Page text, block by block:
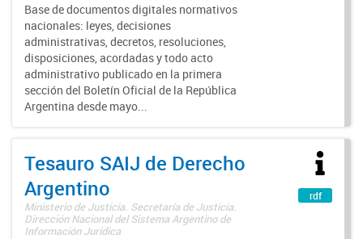
Base de documentos digitales normativos
nacionales: leyes, decisiones
administrativas, decretos, resoluciones,
disposiciones, acordadas y todo acto
administrativo publicado en la primera
sección del Boletín Oficial de la República
Argentina desde mayo...
Tesauro SAIJ de Derecho
Argentino
Ministerio de Justicia. Secretaría de Justicia.
Dirección Nacional del Sistema Argentino de
Información Jurídica
rdf